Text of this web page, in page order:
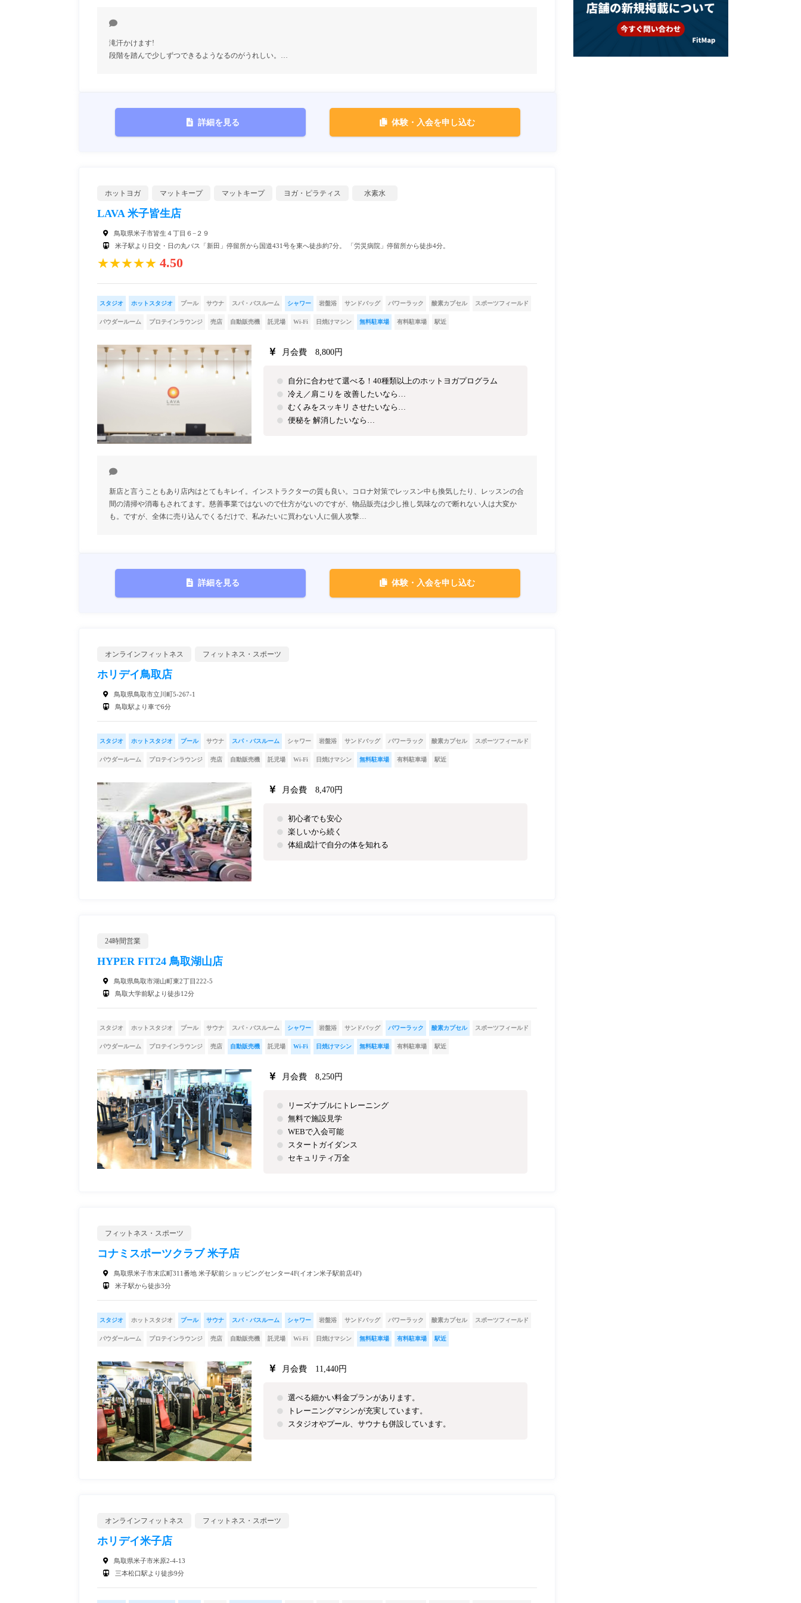
滝汗かけます!
段階を踏んで少しずつできるようなるのがうれしい。…
詳細を見る 体験・入会を申し込む
ホットヨガ マットキープ マットキープ ヨガ・ピラティス 水素水
LAVA 米子皆生店
鳥取県米子市皆生４丁目６−２９
米子駅より日交・日の丸バス「新田」停留所から国道431号を東へ徒歩約7分。 「労災病院」停留所から徒歩4分。
★★★★★ 4.50
スタジオ ホットスタジオ プール サウナ スパ・バスルーム シャワー 岩盤浴 サンドバッグ パワーラック 酸素カプセル スポーツフィールド
パウダールーム プロテインラウンジ 売店 自動販売機 託児場 Wi-Fi 日焼けマシン 無料駐車場 有料駐車場 駅近
月会費 8,800円
自分に合わせて選べる！40種類以上のホットヨガプログラム
冷え／肩こりを 改善したいなら…
むくみをスッキリ させたいなら…
便秘を 解消したいなら…
新店と言うこともあり店内はとてもキレイ。インストラクターの質も良い。コロナ対策でレッスン中も換気したり、レッスンの合
間の清掃や消毒もされてます。慈善事業ではないので仕方がないのですが、物品販売は少し推し気味なので断れない人は大変か
も。ですが、全体に売り込んでくるだけで、私みたいに買わない人に個人攻撃…
詳細を見る 体験・入会を申し込む
オンラインフィットネス フィットネス・スポーツ
ホリデイ鳥取店
鳥取県鳥取市立川町5-267-1
鳥取駅より車で6分
スタジオ ホットスタジオ プール サウナ スパ・バスルーム シャワー 岩盤浴 サンドバッグ パワーラック 酸素カプセル スポーツフィールド
パウダールーム プロテインラウンジ 売店 自動販売機 託児場 Wi-Fi 日焼けマシン 無料駐車場 有料駐車場 駅近
月会費 8,470円
初心者でも安心
楽しいから続く
体組成計で自分の体を知れる
24時間営業
HYPER FIT24 鳥取湖山店
鳥取県鳥取市湖山町東2丁目222-5
鳥取大学前駅より徒歩12分
スタジオ ホットスタジオ プール サウナ スパ・バスルーム シャワー 岩盤浴 サンドバッグ パワーラック 酸素カプセル スポーツフィールド
パウダールーム プロテインラウンジ 売店 自動販売機 託児場 Wi-Fi 日焼けマシン 無料駐車場 有料駐車場 駅近
月会費 8,250円
リーズナブルにトレーニング
無料で施設見学
WEBで入会可能
スタートガイダンス
セキュリティ万全
フィットネス・スポーツ
コナミスポーツクラブ 米子店
鳥取県米子市末広町311番地 米子駅前ショッピングセンター4F(イオン米子駅前店4F)
米子駅から徒歩3分
スタジオ ホットスタジオ プール サウナ スパ・バスルーム シャワー 岩盤浴 サンドバッグ パワーラック 酸素カプセル スポーツフィールド
パウダールーム プロテインラウンジ 売店 自動販売機 託児場 Wi-Fi 日焼けマシン 無料駐車場 有料駐車場 駅近
月会費 11,440円
選べる細かい料金プランがあります。
トレーニングマシンが充実しています。
スタジオやプール、サウナも併設しています。
オンラインフィットネス フィットネス・スポーツ
ホリデイ米子店
鳥取県米子市米原2-4-13
三本松口駅より徒歩9分